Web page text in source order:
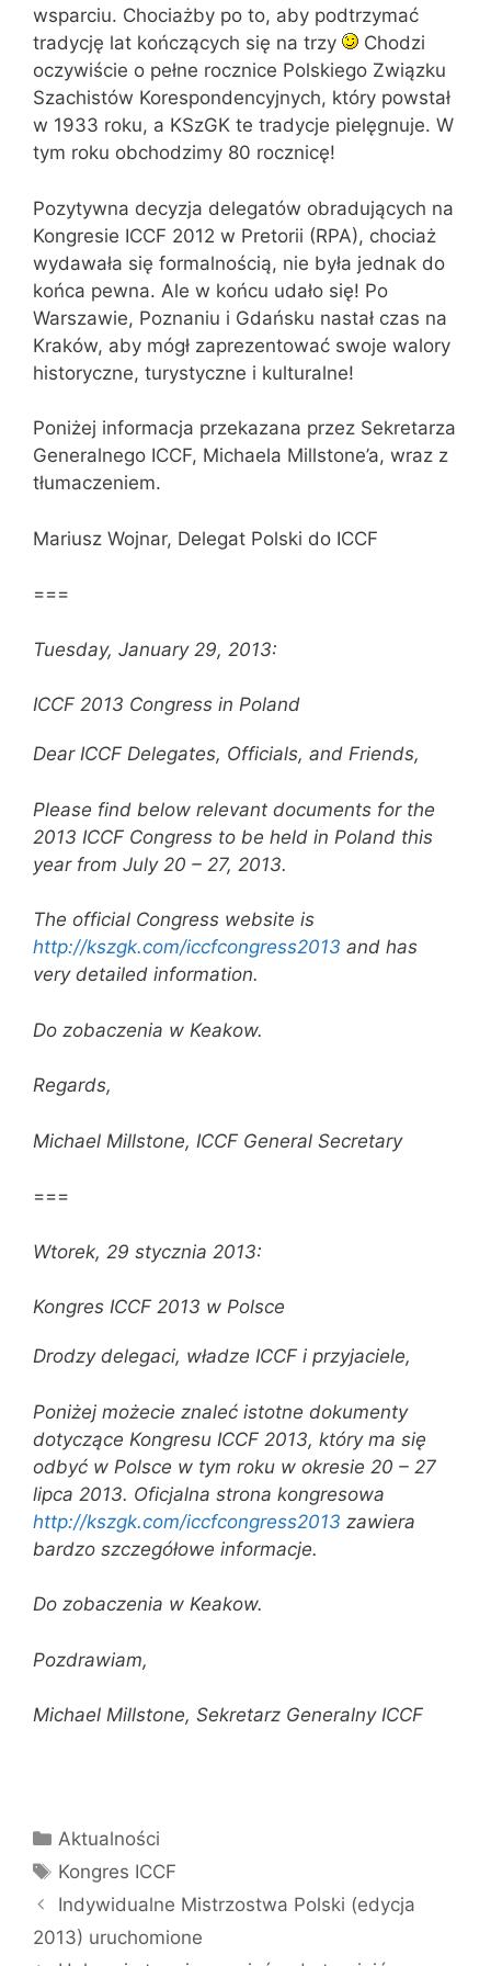
wsparciu. Chociażby po to, aby podtrzymać
tradycję lat kończących się na trzy
Chodzi
oczywiście o pełne rocznice Polskiego Związku
Szachistów Korespondencyjnych, który powstał
w 1933 roku, a KSzGK te tradycje pielęgnuje. W
tym roku obchodzimy 80 rocznicę!
Pozytywna decyzja delegatów obradujących na
Kongresie ICCF 2012 w Pretorii (RPA), chociaż
wydawała się formalnością, nie była jednak do
końca pewna. Ale w końcu udało się! Po
Warszawie, Poznaniu i Gdańsku nastał czas na
Kraków, aby mógł zaprezentować swoje walory
historyczne, turystyczne i kulturalne!
Poniżej informacja przekazana przez Sekretarza
Generalnego ICCF, Michaela Millstone’a, wraz z
tłumaczeniem.
Mariusz Wojnar, Delegat Polski do ICCF
===
Tuesday, January 29, 2013:
ICCF 2013 Congress in Poland
Dear ICCF Delegates, Officials, and Friends,
Please find below relevant documents for the
2013 ICCF Congress to be held in Poland this
year from July 20 – 27, 2013.
The official Congress website is
http://kszgk.com/iccfcongress2013 and has
very detailed information.
Do zobaczenia w Keakow.
Regards,
Michael Millstone, ICCF General Secretary
===
Wtorek, 29 stycznia 2013:
Kongres ICCF 2013 w Polsce
Drodzy delegaci, władze ICCF i przyjaciele,
Poniżej możecie znaleć istotne dokumenty
dotyczące Kongresu ICCF 2013, który ma się
odbyć w Polsce w tym roku w okresie 20 – 27
lipca 2013. Oficjalna strona kongresowa
http://kszgk.com/iccfcongress2013 zawiera
bardzo szczegółowe informacje.
Do zobaczenia w Keakow.
Pozdrawiam,
Michael Millstone, Sekretarz Generalny ICCF
Kategorie
Aktualności
Tagi
Kongres ICCF
Indywidualne Mistrzostwa Polski (edycja
2013) uruchomione